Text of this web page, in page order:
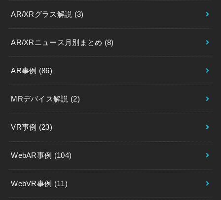
AR/XRグラス解説 (3)
AR/XRニュース月別まとめ (8)
AR事例 (86)
MRデバイス解説 (2)
VR事例 (23)
WebAR事例 (104)
WebVR事例 (11)